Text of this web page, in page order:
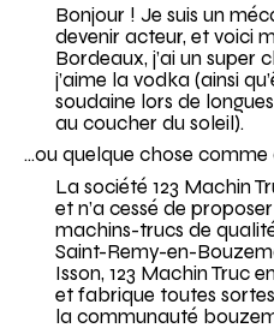
Bonjour ! Je suis un
devenir acteur, et voici
Bordeaux, j’ai un super
j’aime la vodka (ainsi
soudaine lors de
au coucher du soleil).
…ou quelque chose comme
La société 123 Machin
et n’a cessé de
machins-trucs de
Saint-Remy-en-
Isson, 123 Machin Truc
et fabrique toutes
la communauté